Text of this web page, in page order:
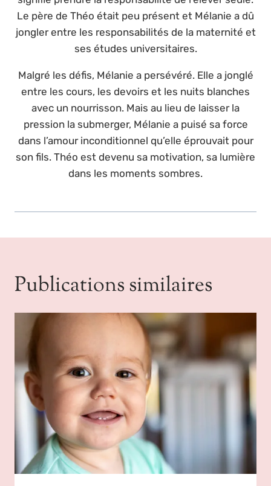
Le père de Théo était peu présent et Mélanie a dû
jongler entre les responsabilités de la maternité et
ses études universitaires.
Malgré les défis, Mélanie a persévéré. Elle a jonglé
entre les cours, les devoirs et les nuits blanches
avec un nourrisson. Mais au lieu de laisser la
pression la submerger, Mélanie a puisé sa force
dans l’amour inconditionnel qu’elle éprouvait pour
son fils. Théo est devenu sa motivation, sa lumière
dans les moments sombres.
Publications similaires